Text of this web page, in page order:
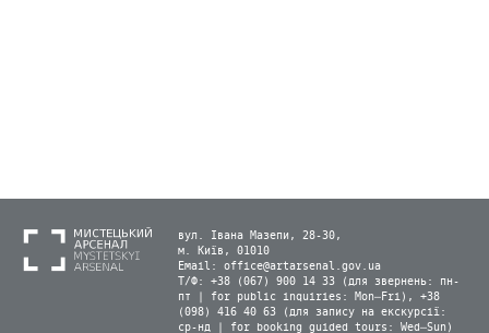
вул. Івана Мазепи, 28-30,
м. Київ, 01010
Email: office@artarsenal.gov.ua
Т/Ф: +38 (067) 900 14 33 (для звернень: пн-
пт | for public inquiries: Mon–Fri), +38
(098) 416 40 63 (для запису на екскурсії:
ср-нд | for booking guided tours: Wed–Sun)